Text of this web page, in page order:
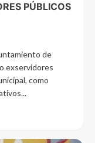
PÚBLICOS
de
exservidores
como